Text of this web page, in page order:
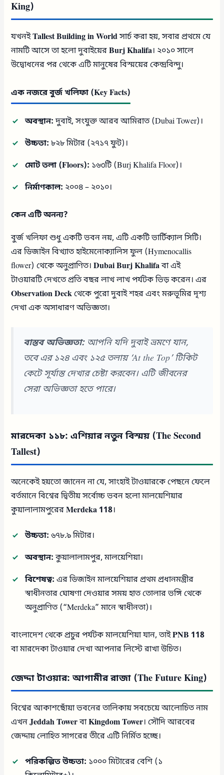
King)
যখনইTallest Building in Worldসার্চ করা হয়, সবার প্রথমে যে
নামটি আসে তা হলো দুবাইয়েরBurj Khalifa। ২০১০ সালে
উদ্বোধনের পর থেকে এটি মানুষের বিস্ময়ের কেন্দ্রবিন্দু।
এক নজরে বুর্জ খলিফা (Key Facts)
অবস্থান:দুবাই, সংযুক্ত আরব আমিরাত (Dubai Tower)।
উচ্চতা: ৮২৮ মিটার (২৭১৭ ফুট)।
মোট তলা (Floors): ১৬৩টি (Burj Khalifa Floor)।
নির্মাণকাল: ২০০৪ – ২০১০।
কেন এটি অনন্য?
বুর্জ খলিফা শুধু একটি ভবন নয়, এটি একটি ভার্টিক্যাল সিটি।
এর ডিজাইন বিখ্যাত হাইমেনোক্যালিস ফুল (Hymenocallis
flower) থেকে অনুপ্রাণিত।Dubai Burj Khalifaবা এই
টাওয়ারটি দেখতে প্রতি বছর লাখ লাখ পর্যটক ভিড় করেন। এর
Observation Deckথেকে পুরো দুবাই শহর এবং মরুভূমির দৃশ্য
দেখা এক অসাধারণ অভিজ্ঞতা।
বাস্তব অভিজ্ঞতা:আপনি যদি দুবাই ভ্রমণে যান,
তবে এর ১২৪ এবং ১২৫ তলায় ‘At the Top’ টিকিট
কেটে সূর্যাস্ত দেখার চেষ্টা করবেন। এটি জীবনের
সেরা অভিজ্ঞতা হতে পারে।
মারদেকা ১১৮: এশিয়ার নতুন বিস্ময় (The Second
Tallest)
অনেকেই হয়তো জানেন না যে, সাংহাই টাওয়ারকে পেছনে ফেলে
বর্তমানে বিশ্বের দ্বিতীয় সর্বোচ্চ ভবন হলো মালয়েশিয়ার
কুয়ালালামপুরেরMerdeka 118।
উচ্চতা: ৬৭৮.৯ মিটার।
অবস্থান:কুয়ালালামপুর, মালয়েশিয়া।
বিশেষত্ব: এর ডিজাইন মালয়েশিয়ার প্রথম প্রধানমন্ত্রীর
স্বাধীনতার ঘোষণা দেওয়ার সময় হাত তোলার ভঙ্গি থেকে
অনুপ্রাণিত (“Merdeka” মানে স্বাধীনতা)।
বাংলাদেশ থেকে প্রচুর পর্যটক মালয়েশিয়া যান, তাইPNB 118
বা মারদেকা টাওয়ার দেখা আপনার লিস্টে রাখা উচিত।
জেদ্দা টাওয়ার: আগামীর রাজা (The Future King)
বিশ্বের আকাশছোঁয়া ভবনের তালিকায় সবচেয়ে আলোচিত নাম
এখনJeddah TowerবাKingdom Tower। সৌদি আরবের
জেদ্দায় লোহিত সাগরের তীরে এটি নির্মিত হচ্ছে।
পরিকল্পিত উচ্চতা: ১০০০ মিটারের বেশি (১